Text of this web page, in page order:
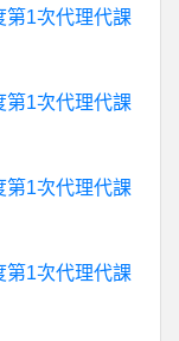
第1次代理代課
第1次代理代課
第1次代理代課
第1次代理代課